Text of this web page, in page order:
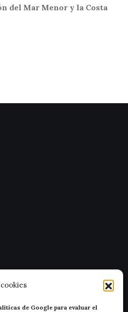
de Google para evaluar el
del Mar Menor y la Costa